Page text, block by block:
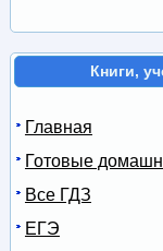
Книги,
Главная
Готовые
Все ГДЗ
ЕГЭ